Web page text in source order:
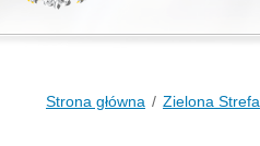
Strona główna Zielona Strefa